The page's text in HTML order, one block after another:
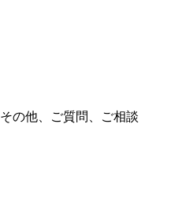
その他、ご質問、ご相談